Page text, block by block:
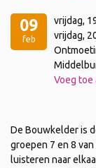
09
feb
vrijdag,
vrijdag,
Voeg toe
De Bouwkelder is
groepen 7 en 8
luisteren naar